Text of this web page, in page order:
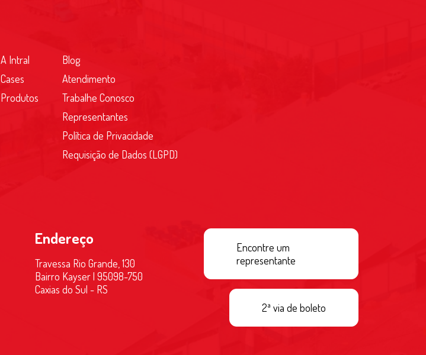
A Intral
Cases
Produtos
Blog
Atendimento
Trabalhe Conosco
Representantes
Política de Privacidade
Requisição de Dados (LGPD)
Endereço
Travessa Rio Grande, 130
Bairro Kayser | 95098-750
Caxias do Sul - RS
Encontre um
representante
2ª via de boleto